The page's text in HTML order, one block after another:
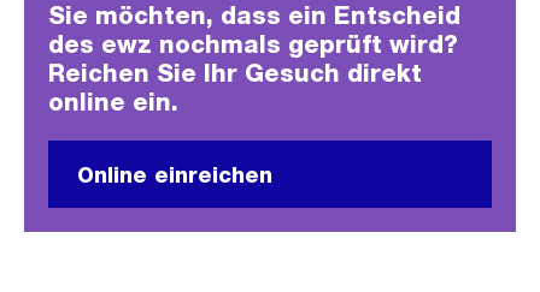
Sie möchten, dass ein Entscheid
des ewz nochmals geprüft wird?
Reichen Sie Ihr Gesuch direkt
online ein.
Online einreichen